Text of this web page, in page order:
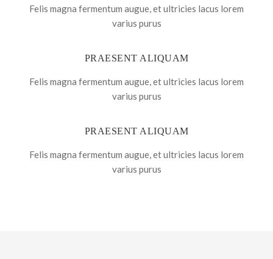
Felis magna fermentum augue, et ultricies lacus lorem
varius purus
PRAESENT ALIQUAM
Felis magna fermentum augue, et ultricies lacus lorem
varius purus
PRAESENT ALIQUAM
Felis magna fermentum augue, et ultricies lacus lorem
varius purus